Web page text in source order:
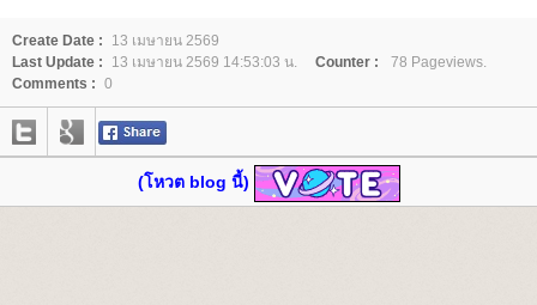
Create Date :
13 เมษายน 2569
Last Update :
13 เมษายน 2569 14:53:03 น. Counter :
78 Pageviews.
Comments : 0
(โหวต blog นี้)